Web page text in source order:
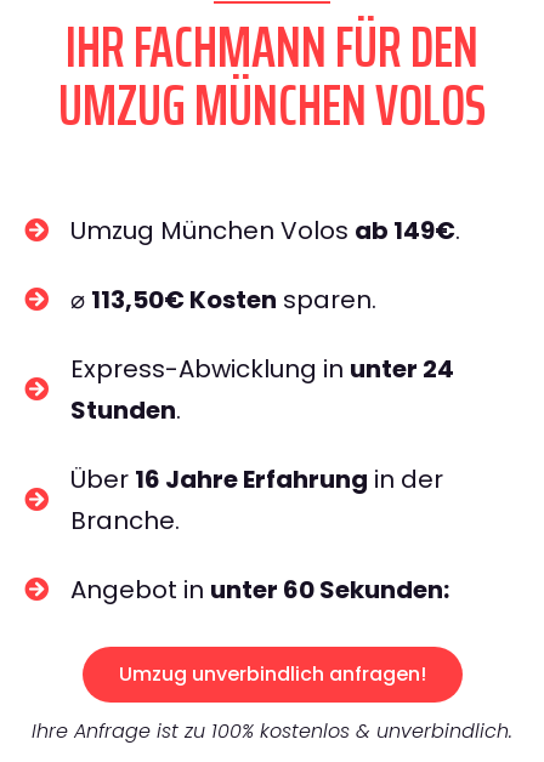
IHR FACHMANN FÜR DEN
UMZUG MÜNCHEN VOLOS
Umzug München Volos ab 149€.
⌀ 113,50€ Kosten sparen.
Express-Abwicklung in unter 24
Stunden.
Über 16 Jahre Erfahrung in der
Branche.
Angebot in unter 60 Sekunden:
Umzug unverbindlich anfragen!
Ihre Anfrage ist zu 100% kostenlos & unverbindlich.